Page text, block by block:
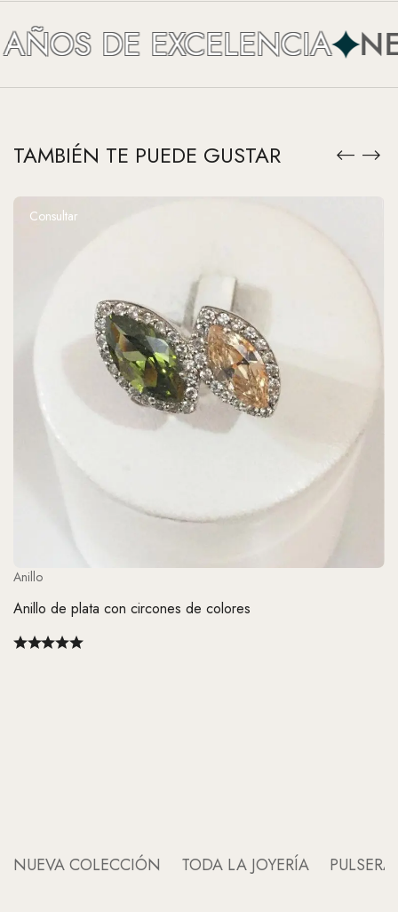
DE EXCELENCIA
TAMBIÉN TE PUEDE GUSTAR
Consultar
Anillo
Anillo de plata con circones de colores
NUEVA COLECCIÓN TODA LA JOYERÍA